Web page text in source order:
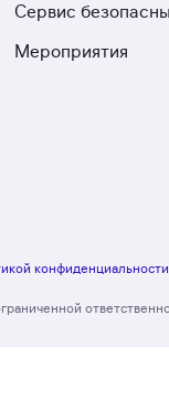
Сервис
Мероприятия
конфиденциальности